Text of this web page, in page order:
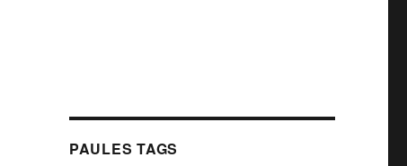
PAULES TAGS